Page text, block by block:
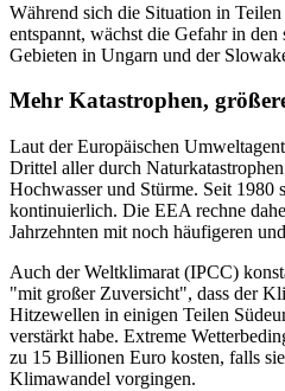
Während sich die Situation in
entspannt, wächst die Gefahr in den
Gebieten in Ungarn und der
Mehr Katastrophen,
Laut der Europäischen
Drittel aller durch
Hochwasser und Stürme. Seit 1980
kontinuierlich. Die EEA rechne
Jahrzehnten mit noch häufigeren
Auch der Weltklimarat (IPCC)
"mit großer Zuversicht", dass der
Hitzewellen in einigen Teilen
verstärkt habe. Extreme
zu 15 Billionen Euro kosten, falls
Klimawandel vorgingen.